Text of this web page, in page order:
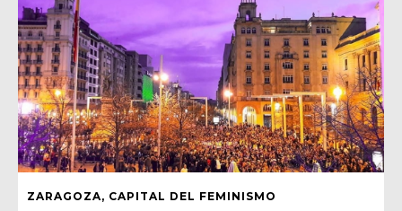
ZARAGOZA, CAPITAL DEL FEMINISMO